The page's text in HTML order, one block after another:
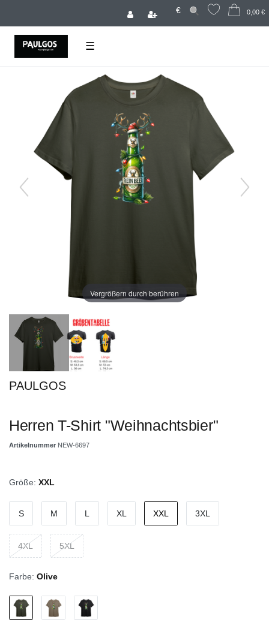
€ 0,00 €
☰
Vergrößern durch berühren
PAULGOS
Herren T-Shirt "Weihnachtsbier"
Artikelnummer NEW-6697
Größe: XXL
S M L XL XXL 3XL
4XL 5XL
Farbe: Olive